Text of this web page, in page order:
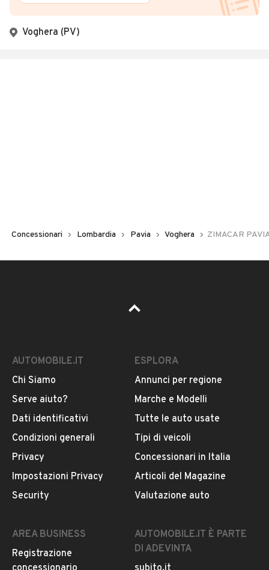
Voghera (PV)
Concessionari Lombardia Pavia Voghera ZIMACAR
AUTOMOBILE.IT
Chi Siamo
Serve aiuto?
Dati identificativi
Condizioni generali
Privacy
Impostazioni Privacy
Security
ESPLORA
Annunci per regione
Marche e Modelli
Tutte le auto usate
Tipi di veicoli
Concessionari in Italia
Articoli del Magazine
Valutazione auto
AREA BUSINESS
Registrazione
AUTOMOBILE.IT È PARTE
DI ADEVINTA